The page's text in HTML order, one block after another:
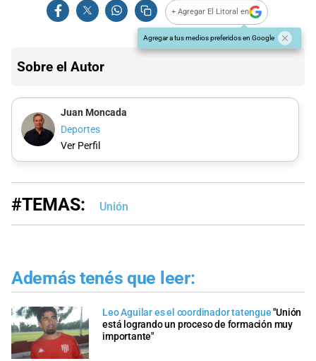
+ Agregar El Litoral en
Agregar a tus medios preferidos en Google
Sobre el Autor
Juan Moncada
Deportes
Ver Perfil
#TEMAS: Unión
Además tenés que leer:
Leo Aguilar es el coordinador tatengue "Unión
está logrando un proceso de formación muy
importante"